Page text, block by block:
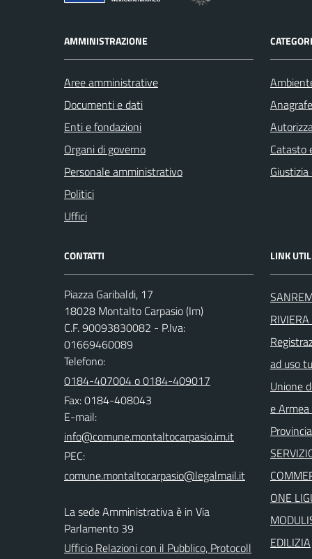
AMMINISTRAZIONE
Aree amministrative
Documenti e dati
Enti e fondazioni
Organi di governo
Personale amministrativo
Politici
Uffici
Catasto
CONTATTI
Piazza Garibaldi, 17
18028 Montalto Carpasio (Im)
C.F. 90093830082 - P.Iva:
01669460089
Telefono:
0184-407004 o 0184-409017
Fax: 0184-408043
E-mail:
PEC:
La sede Amministrativa è in Via
Parlamento 39
Ufficio Relazioni con il Pubblico, Protocoll
LINK
ad uso
Unione
e
ONE
EDILIZIA